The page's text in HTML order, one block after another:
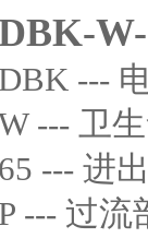
DBK ---
--- 卫
65 --- 进
P --- 过流